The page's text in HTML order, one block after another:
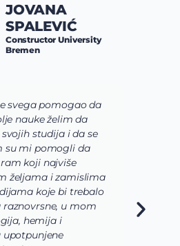
svega pomogao da
nauke želim da
studija i da se
su mi pomogli da
koji najviše
željama i zamislima
koje bi trebalo
u mom
hemija i
JOVANA
SPALEVIĆ
Constructor University
Bremen